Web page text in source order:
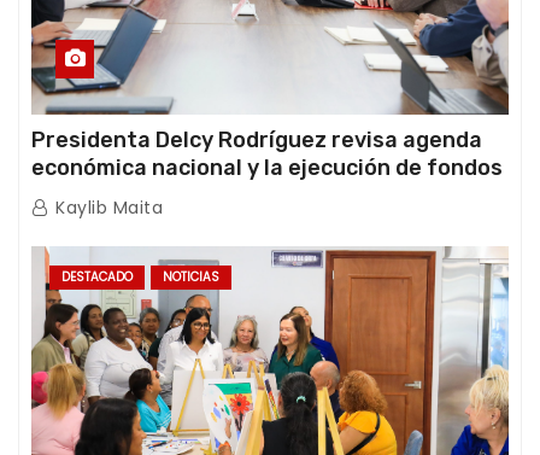
Presidenta Delcy Rodríguez revisa agenda
económica nacional y la ejecución de fondos
de emergencia post-sismos
Kaylib Maita
DESTACADO NOTICIAS